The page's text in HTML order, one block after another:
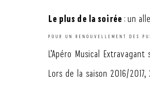
Le plus de la soirée : un
POUR UN RENOUVELLEMENT DES
L’Apéro Musical
Lors de la saison 2016/